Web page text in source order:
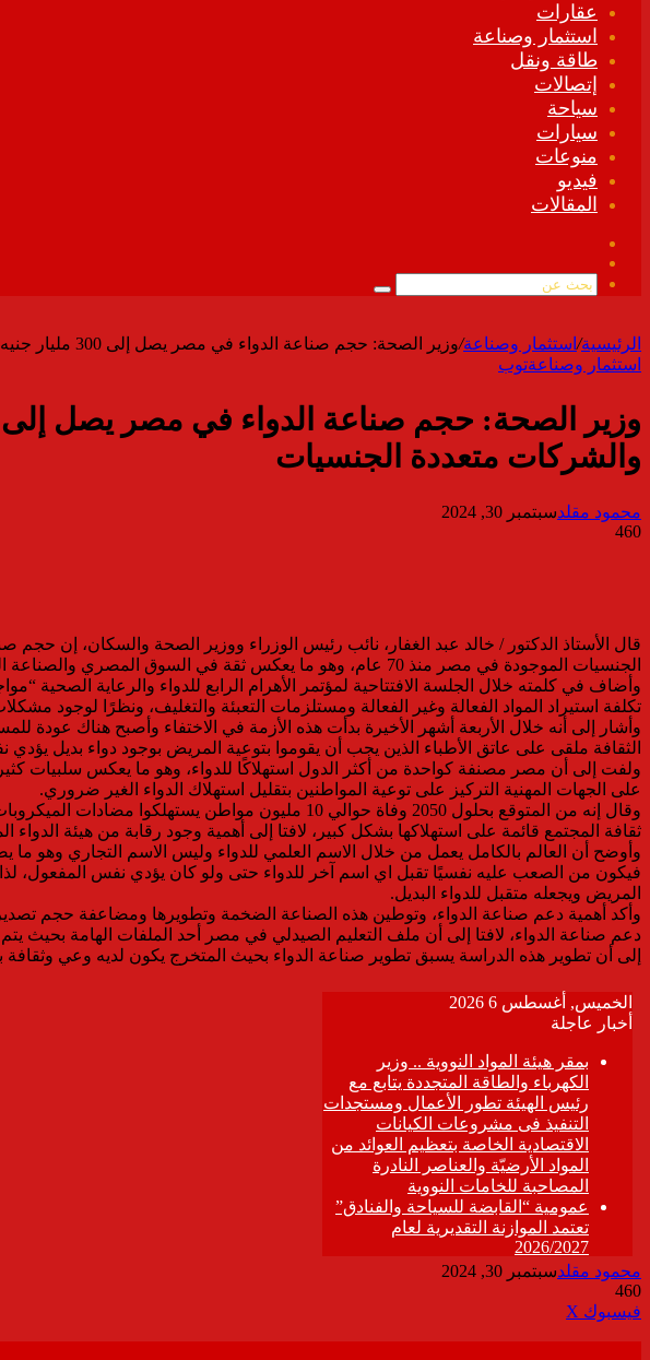
عقارات
استثمار وصناعة
طاقة ونقل
إتصالات
سياحة
سيارات
منوعات
فيديو
المقالات
الموقع
بحث
الرئيسية/ استثمار وصناعة/وزير الصحة: حجم صناعة الدواء في مصر يصل إلى 300 مليار جنيه سنويًا..و90% منها تعتمد على القطاع الخاص والشركات متعددة الجنسيات
استثمار وصناعةتوب
والشركات متعددة الجنسيات
محمود مقلدسبتمبر 30, 2024
460
الجنسيات الموجودة في مصر منذ 70 عام، وهو ما يعكس ثقة في السوق المصري والصناعة المصرية التي تقوم باعداد منتجات جاهزة للتصدير للخارج.
تكلفة استيراد المواد الفعالة وغير الفعالة ومستلزمات التعبئة والتغليف، ونظرًا لوجود
وأشار إلى أنه خلال الأربعة أشهر الأخيرة بدأت هذه الأزمة في الاختفاء وأصبح هناك عودة
الثقافة ملقى على عاتق الأطباء الذين يجب أن يقوموا بتوعية المريض بوجود دواء بديل
ولفت إلى أن مصر مصنفة كواحدة من أكثر الدول استهلاكًا للدواء، وهو ما يعكس سلبيات
على الجهات المهنية التركيز على توعية المواطنين بتقليل استهلاك الدواء الغير ضروري.
وقال إنه من المتوقع بحلول 2050 وفاة حوالي 10
ثقافة المجتمع قائمة على استهلاكها بشكل كبير، لافتا إلى أهمية وجود رقابة من هيئة
وأوضح أن العالم بالكامل يعمل من خلال الاسم العلمي للدواء وليس الاسم التجاري وهو ما
فيكون من الصعب عليه نفسيًا تقبل اي اسم آخر للدواء حتى ولو كان يؤدي نفس المفعول،
المريض ويجعله متقبل للدواء البديل.
دعم صناعة الدواء، لافتا إلى أن ملف التعليم الصيدلي في مصر أحد الملفات الهامة بحيث
إلى أن تطوير هذه الدراسة يسبق تطوير صناعة الدواء بحيث المتخرج يكون لديه وعي وثقافة
محمود مقلدسبتمبر 30, 2024
460
فيسبوك ‫X